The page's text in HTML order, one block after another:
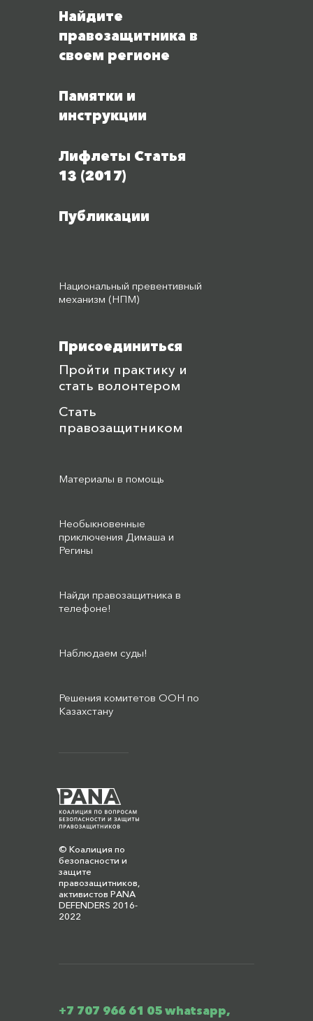
© Коалиция по
безопасности и
защите
правозащитников,
активистов PANA
DEFENDERS 2016-
2022
Найдите
правозащитника в
своем регионе
Памятки и
инструкции
Лифлеты Статья
13 (2017)
Публикации
Национальный превентивный
механизм (НПМ)
Присоединиться
Пройти практику и
стать волонтером
Стать
правозащитником
Материалы в помощь
Необыкновенные
приключения Димаша и
Регины
Найди правозащитника в
телефоне!
Наблюдаем суды!
Решения комитетов ООН по
Казахстану
+7 707 966 61 05 whatsapp,